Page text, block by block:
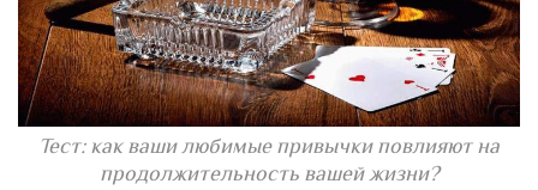
Тест: как ваши любимые привычки повлияют на
продолжительность вашей жизни?